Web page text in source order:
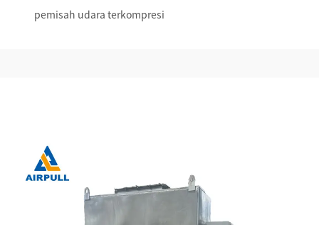
pemisah udara terkompresi